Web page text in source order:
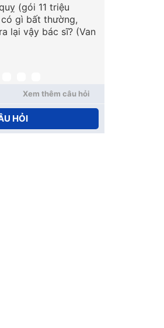
(gói 11 triệu
gì bất thường,
lại vậy bác sĩ? (Van
Xem thêm câu hỏi
HỎI